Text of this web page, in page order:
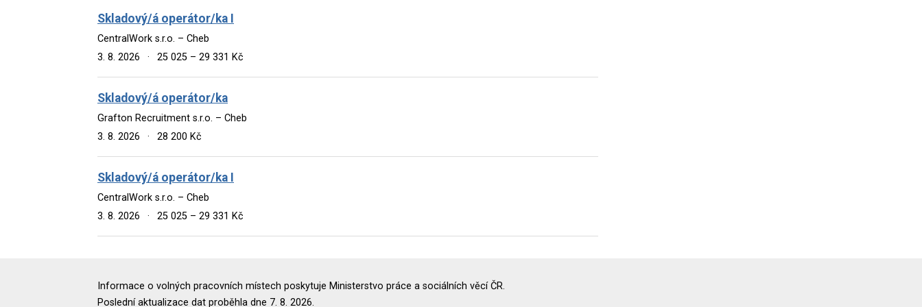
Skladový/á operátor/ka I
CentralWork s.r.o. – Cheb
3. 8. 2026
· 25 025 – 29 331 Kč
Skladový/á operátor/ka
Grafton Recruitment s.r.o. – Cheb
3. 8. 2026
· 28 200 Kč
Skladový/á operátor/ka I
CentralWork s.r.o. – Cheb
3. 8. 2026
· 25 025 – 29 331 Kč
Informace o volných pracovních místech poskytuje Ministerstvo práce a sociálních věcí ČR.
Poslední aktualizace dat proběhla dne 7. 8. 2026.